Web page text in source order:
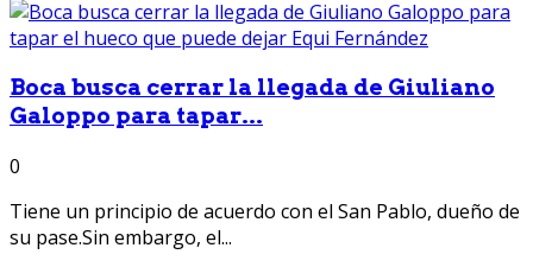
Boca busca cerrar la llegada de Giuliano
Galoppo para tapar...
0
Tiene un principio de acuerdo con el San Pablo, dueño de
su pase.Sin embargo, el...